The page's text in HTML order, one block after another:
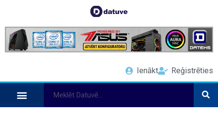
Ienākt Reģistrēties